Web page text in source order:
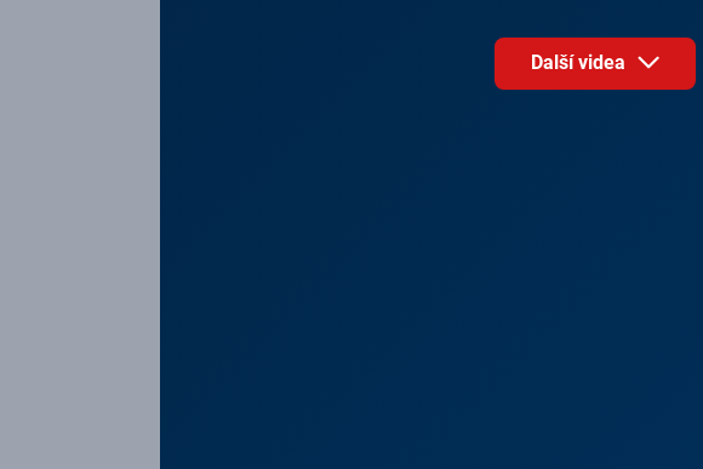
Další videa